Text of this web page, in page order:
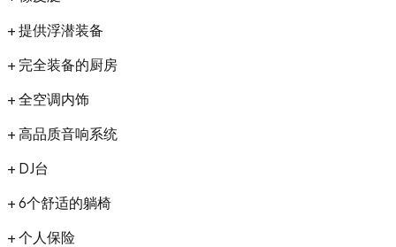
+ 提供浮潜装备
+ 完全装备的厨房
+ 全空调内饰
+ 高品质音响系统
+ DJ台
+ 6个舒适的躺椅
+ 个人保险